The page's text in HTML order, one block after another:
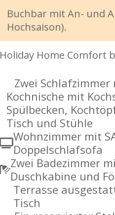
Buchbar mit An- und
Hochsaison).
Holiday Home Comfort
Zwei
Kochnische mit
Spülbecken,
Tisch und Stühle
Wohnzimmer mit
Doppelschlafsofa
Zwei Badezimmer
Duschkabine und
Terrasse
Tisch